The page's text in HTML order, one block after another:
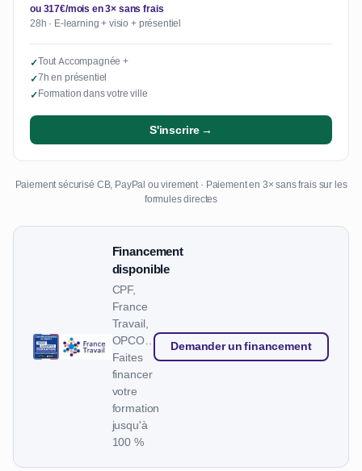
ou 317€/mois en 3× sans frais
28h · E-learning + visio + présentiel
✓Tout Accompagnée +
✓7h en présentiel
✓Formation dans votre ville
S'inscrire →
Paiement sécurisé CB, PayPal ou virement · Paiement en 3× sans frais sur les
formules directes
Financement
disponible
CPF,
France
Travail,
OPCO…
Faites
financer
votre
formation
jusqu'à
100 %
Demander un financement